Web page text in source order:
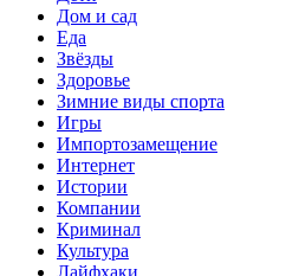
Дом и сад
Еда
Звёзды
Здоровье
Зимние виды спорта
Игры
Импортозамещение
Интернет
Истории
Компании
Криминал
Культура
Лайфхаки